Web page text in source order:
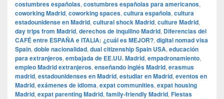
costumbres españolas, costumbres españolas para americanos,
coworking Madrid, coworking spaces, cultura española, cultura
estadounidense en Madrid, cultural shock Madrid, culture Madrid,
day trips from Madrid, derechos de inquilino Madrid, Diferencias del
CAFÉ entre ESPAÑA e ITALIA: ¿cuál es MEJOR?, digital nomad visa
Spain, doble nacionalidad, dual citizenship Spain USA, educación
para extranjeros, embajada de EE.UU. Madrid, empadronamiento,
empleo Madrid extranjeros, enseñando inglés Madrid, erasmus
madrid, estadounidenses en Madrid, estudiar en Madrid, eventos en
Madrid, exámenes de idioma, expat communities, expat housing
Madrid, expat parenting Madrid, family-friendly Madrid, Fiestas